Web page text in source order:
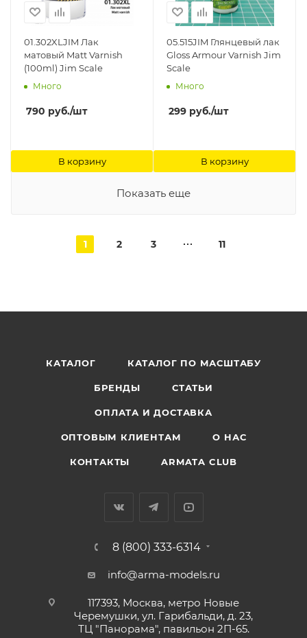
01.302XLJIM Лак
матовый Matt Varnish
(100ml) Jim Scale
Много
790 руб./шт
В корзину
05.515JIM Глянцевый лак
Gloss Armour Varnish Jim
Scale
Много
299 руб./шт
В корзину
Показать еще
1 2 3 11
КАТАЛОГ КАТАЛОГ ПО МАСШТАБУ
БРЕНДЫ СТАТЬИ
ОПЛАТА И ДОСТАВКА
ОПТОВЫМ КЛИЕНТАМ О НАС
КОНТАКТЫ ARMATA CLUB
8 (800) 333-6314
info@arma-models.ru
117393, Москва, метро Новые
Черемушки, ул. Гарибальди, д. 23,
ТЦ "Панорама", павильон 2П-65.